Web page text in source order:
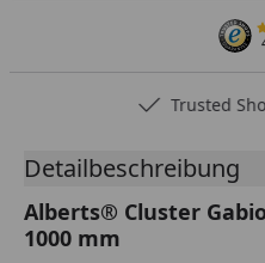
Trusted
Detailbeschreibung
Alberts® Cluster
1000 mm